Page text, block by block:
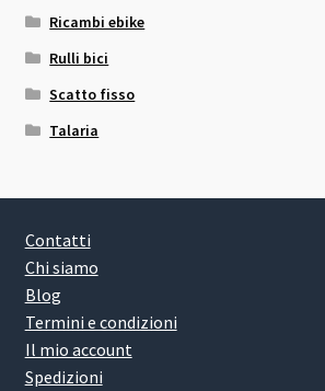
Ricambi ebike
Rulli bici
Scatto fisso
Talaria
Contatti
Chi siamo
Blog
Termini e condizioni
Il mio account
Spedizioni